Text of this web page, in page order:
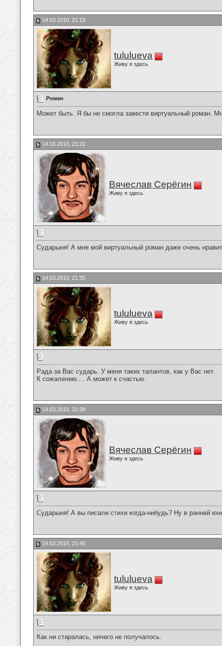
14.03.2010, 21:19
tululueva
Живу я здесь
Роман
Может быть. Я бы не смогла завести виртуальный роман.
14.03.2010, 21:22
Вячеслав Серёгин
Живу я здесь
Сударыня! А мне мой виртуальный роман даже очень
14.03.2010, 21:35
tululueva
Живу я здесь
Рада за Вас сударь. У меня таких талантов, как у Вас нет.
К сожалению.... А может к счастью.
14.03.2010, 21:38
Вячеслав Серёгин
Живу я здесь
Сударыня! А вы писали стихи когда-нибудь? Ну в ранней
14.03.2010, 21:40
tululueva
Живу я здесь
Как ни старалась, ничего не получалось.